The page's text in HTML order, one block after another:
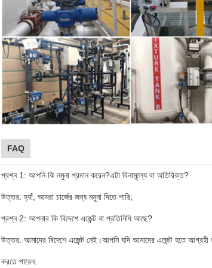
FAQ
প্রশ্ন 1: আপনি কি নমুনা প্রদান করেন?এটা বিনামূল্যে বা অতিরিক্ত?
উত্তর: হ্যাঁ, আমরা চার্জের জন্য নমুনা দিতে পারি;
প্রশ্ন 2: আপনার কি বিদেশে এজেন্ট বা প্রতিনিধি আছে?
উত্তর: আমাদের বিদেশে এজেন্ট নেই।আপনি যদি আমাদের এজেন্ট হতে
করতে পারেন.